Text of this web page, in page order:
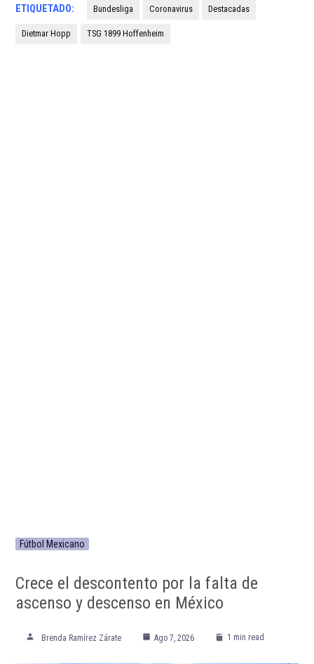
ETIQUETADO: Bundesliga Coronavirus Destacadas
Dietmar Hopp TSG 1899 Hoffenheim
Fútbol Mexicano
Crece el descontento por la falta de
ascenso y descenso en México
Brenda Ramírez Zárate Ago 7, 2026 1 min read